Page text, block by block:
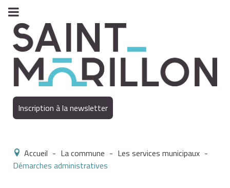
Inscription à la newsletter
Accueil - La commune - Les services municipaux -
Démarches administratives